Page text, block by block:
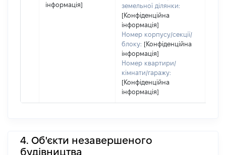
інформація]
земельної ділянки:
[Конфіденційна
інформація]
Номер корпусу/секції/
блоку: [Конфіденційна
інформація]
Номер квартири/
кімнати/гаражу:
[Конфіденційна
інформація]
4. Об'єкти незавершеного
будівництва